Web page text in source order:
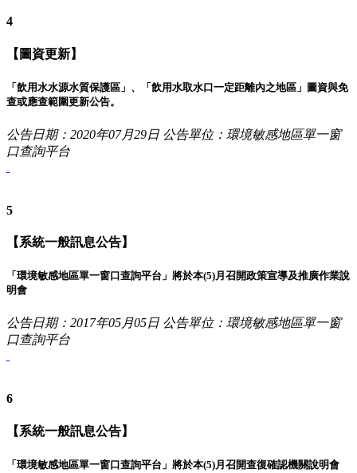
4
【圖資更新】
「飲用水水源水質保護區」、「飲用水取水口一定距離內之地區」圖資與免
查或應查範圍更新公告。
公告日期：2020年07月29日 公告單位：環境敏感地區單一窗
口查詢平台
5
【系統一般訊息公告】
「環境敏感地區單一窗口查詢平台」將於本(5)月召開政策宣導及推廣作業說
明會
公告日期：2017年05月05日 公告單位：環境敏感地區單一窗
口查詢平台
6
【系統一般訊息公告】
「環境敏感地區單一窗口查詢平台」將於本(5)月召開查復確認機關說明會